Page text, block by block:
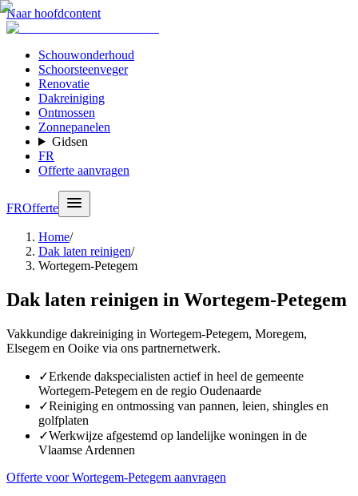
Naar hoofdcontent
Schouwonderhoud
Schoorsteenveger
Renovatie
Dakreiniging
Ontmossen
Zonnepanelen
Gidsen
FR
Offerte aanvragen
FROfferte
Home/
Dak laten reinigen/
Wortegem-Petegem
Dak laten reinigen in Wortegem-Petegem
Vakkundige dakreiniging in Wortegem-Petegem, Moregem,
Elsegem en Ooike via ons partnernetwerk.
✓Erkende dakspecialisten actief in heel de gemeente
Wortegem-Petegem en de regio Oudenaarde
✓Reiniging en ontmossing van pannen, leien, shingles en
golfplaten
✓Werkwijze afgestemd op landelijke woningen in de
Vlaamse Ardennen
Offerte voor Wortegem-Petegem aanvragen